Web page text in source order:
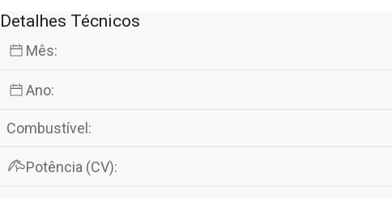
Detalhes Técnicos
Mês:
Ano:
Combustível:
Potência (CV):